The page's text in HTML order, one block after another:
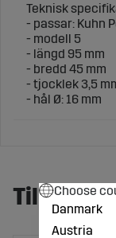
Teknisk
- passar: Kuhn
- modell 5
- längd 95 mm
- bredd 45 mm
- tjocklek 3,5
- hål Ø: 16 mm
Tillbehör
Choose
Danmark
Austria